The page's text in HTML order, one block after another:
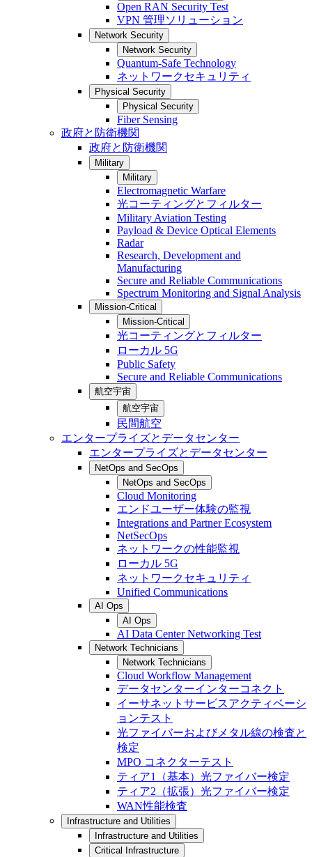
Open RAN Security Test
VPN 管理ソリューション
Network Security
Network Security
Quantum-Safe Technology
ネットワークセキュリティ
Physical Security
Physical Security
Fiber Sensing
政府と防衛機関
政府と防衛機関
Military
Military
Electromagnetic Warfare
光コーティングとフィルター
Military Aviation Testing
Payload & Device Optical Elements
Radar
Research, Development and
Manufacturing
Secure and Reliable Communications
Spectrum Monitoring and Signal Analysis
Mission-Critical
Mission-Critical
光コーティングとフィルター
ローカル 5G
Public Safety
Secure and Reliable Communications
航空宇宙
航空宇宙
民間航空
エンタープライズとデータセンター
エンタープライズとデータセンター
NetOps and SecOps
NetOps and SecOps
Cloud Monitoring
エンドユーザー体験の監視
Integrations and Partner Ecosystem
NetSecOps
ネットワークの性能監視
ローカル 5G
ネットワークセキュリティ
Unified Communications
AI Ops
AI Ops
AI Data Center Networking Test
Network Technicians
Network Technicians
Cloud Workflow Management
データセンターインターコネクト
イーサネットサービスアクティベーシ
ョンテスト
光ファイバーおよびメタル線の検査と
検定
MPO コネクターテスト
ティア1（基本）光ファイバー検定
ティア2（拡張）光ファイバー検定
WAN性能検査
Infrastructure and Utilities
Infrastructure and Utilities
Critical Infrastructure